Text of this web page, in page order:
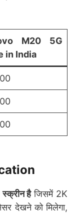
M20 5G
in India
हैजिसमें 2K
देखने को मिलेगा,